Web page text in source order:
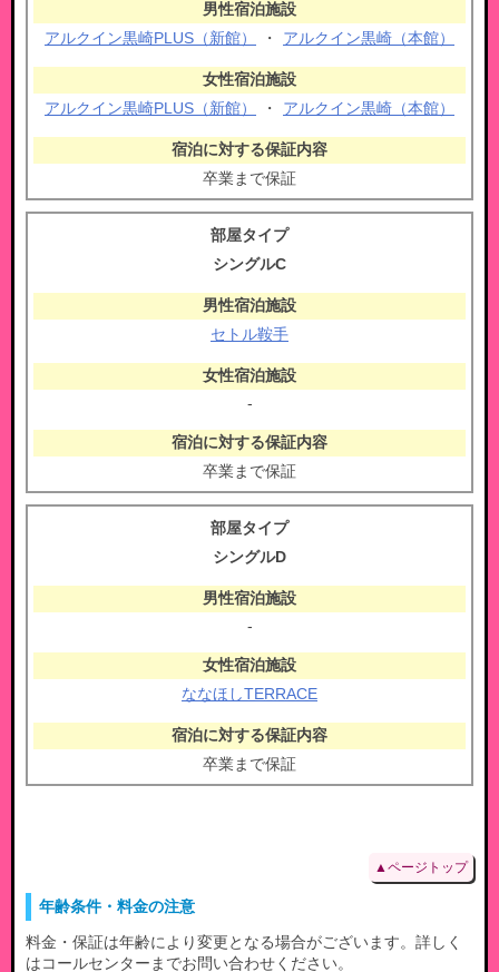
アルクイン黒崎PLUS（新館） ・ アルクイン黒崎（本館）
アルクイン黒崎PLUS（新館） ・ アルクイン黒崎（本館）
卒業まで保証
シングルC
セトル鞍手
-
卒業まで保証
シングルD
-
ななほしTERRACE
卒業まで保証
▲ページトップ
年齢条件・料金の注意
料金・保証は年齢により変更となる場合がございます。詳しく
はコールセンターまでお問い合わせください。